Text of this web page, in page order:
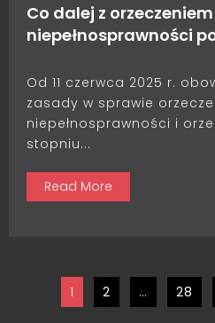
Co dalej z
niepełnosprawności
Od 11 czerwca 2025 r.
zasady w sprawie
niepełnosprawności i
stopniu...
Read More
1 2 … 28